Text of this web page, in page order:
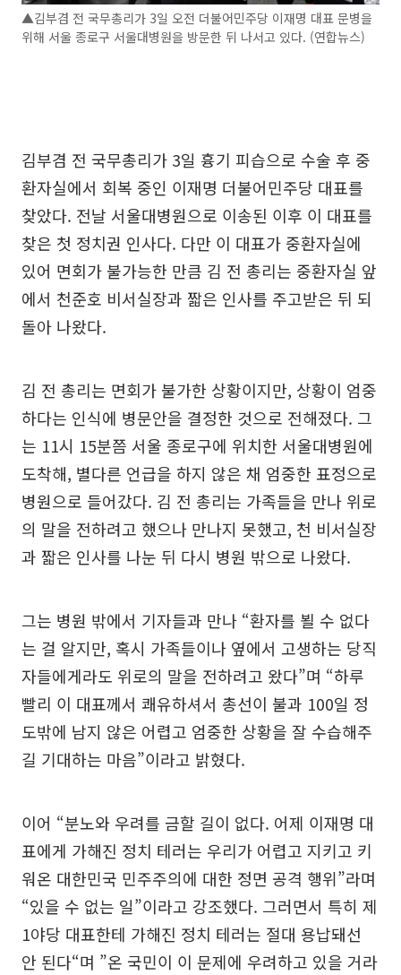
▲김부겸 전 국무총리가 3일 오전 더불어민주당 이재명 대표 문병을
위해 서울 종로구 서울대병원을 방문한 뒤 나서고 있다. (연합뉴스)
김부겸 전 국무총리가 3일 흉기 피습으로 수술 후 중
환자실에서 회복 중인 이재명 더불어민주당 대표를
찾았다. 전날 서울대병원으로 이송된 이후 이 대표를
찾은 첫 정치권 인사다. 다만 이 대표가 중환자실에
있어 면회가 불가능한 만큼 김 전 총리는 중환자실 앞
에서 천준호 비서실장과 짧은 인사를 주고받은 뒤 되
돌아 나왔다.
김 전 총리는 면회가 불가한 상황이지만, 상황이 엄중
하다는 인식에 병문안을 결정한 것으로 전해졌다. 그
는 11시 15분쯤 서울 종로구에 위치한 서울대병원에
도착해, 별다른 언급을 하지 않은 채 엄중한 표정으로
병원으로 들어갔다. 김 전 총리는 가족들을 만나 위로
의 말을 전하려고 했으나 만나지 못했고, 천 비서실장
과 짧은 인사를 나눈 뒤 다시 병원 밖으로 나왔다.
그는 병원 밖에서 기자들과 만나 “환자를 뵐 수 없다
는 걸 알지만, 혹시 가족들이나 옆에서 고생하는 당직
자들에게라도 위로의 말을 전하려고 왔다”며 “하루
빨리 이 대표께서 쾌유하셔서 총선이 불과 100일 정
도밖에 남지 않은 어렵고 엄중한 상황을 잘 수습해주
길 기대하는 마음”이라고 밝혔다.
이어 “분노와 우려를 금할 길이 없다. 어제 이재명 대
표에게 가해진 정치 테러는 우리가 어렵고 지키고 키
워온 대한민국 민주주의에 대한 정면 공격 행위”라며
“있을 수 없는 일”이라고 강조했다. 그러면서 특히 제
1야당 대표한테 가해진 정치 테러는 절대 용납돼선
안 된다“며 ”온 국민이 이 문제에 우려하고 있을 거라